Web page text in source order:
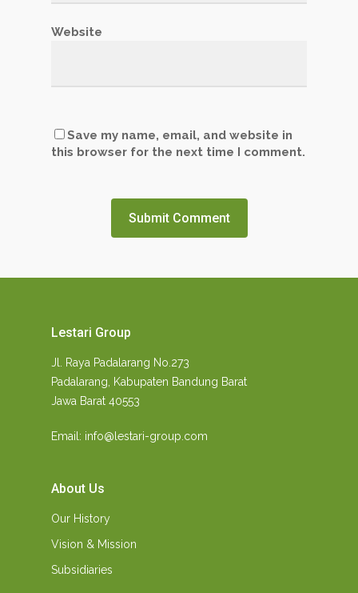
Website
Save my name, email, and website in
this browser for the next time I comment.
Lestari Group
Jl. Raya Padalarang No.273
Padalarang, Kabupaten Bandung Barat
Jawa Barat 40553
Email: info@lestari-group.com
About Us
Our History
Vision & Mission
Subsidiaries